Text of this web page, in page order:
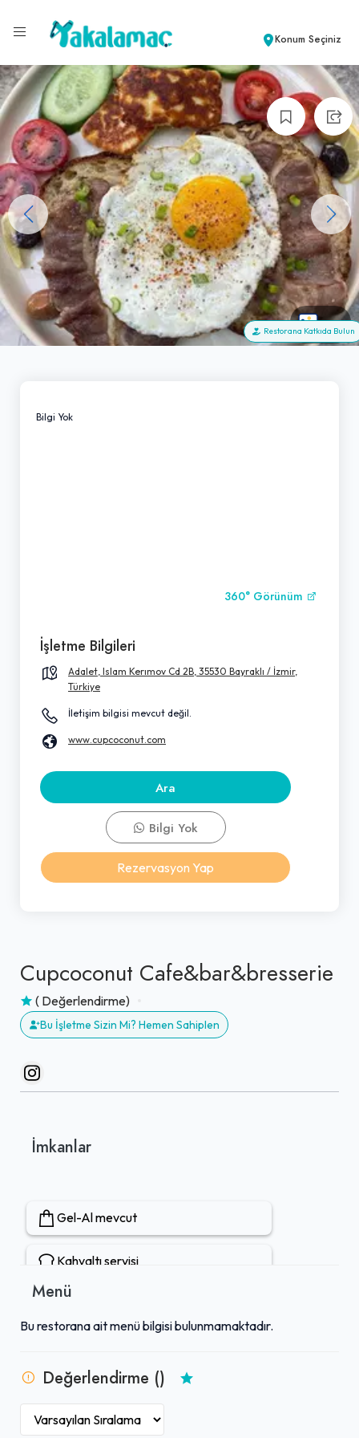
Konum Seçiniz
+11
Restorana Katkıda Bulun
Cupcoconut Cafe&bar&bresserie
( Değerlendirme)
Bu İşletme Sizin Mi? Hemen Sahiplen
İmkanlar
Gel-Al mevcut
Kahvaltı servisi
Menü
Bu restorana ait menü bilgisi bulunmamaktadır.
Değerlendirme ()
Bilgi Yok
360° Görünüm
İşletme Bilgileri
Adalet, Islam Kerımov Cd 2B, 35530 Bayraklı / İzmir,
Türkiye
İletişim bilgisi mevcut değil.
www.cupcoconut.com
Ara
Bilgi Yok
Rezervasyon Yap